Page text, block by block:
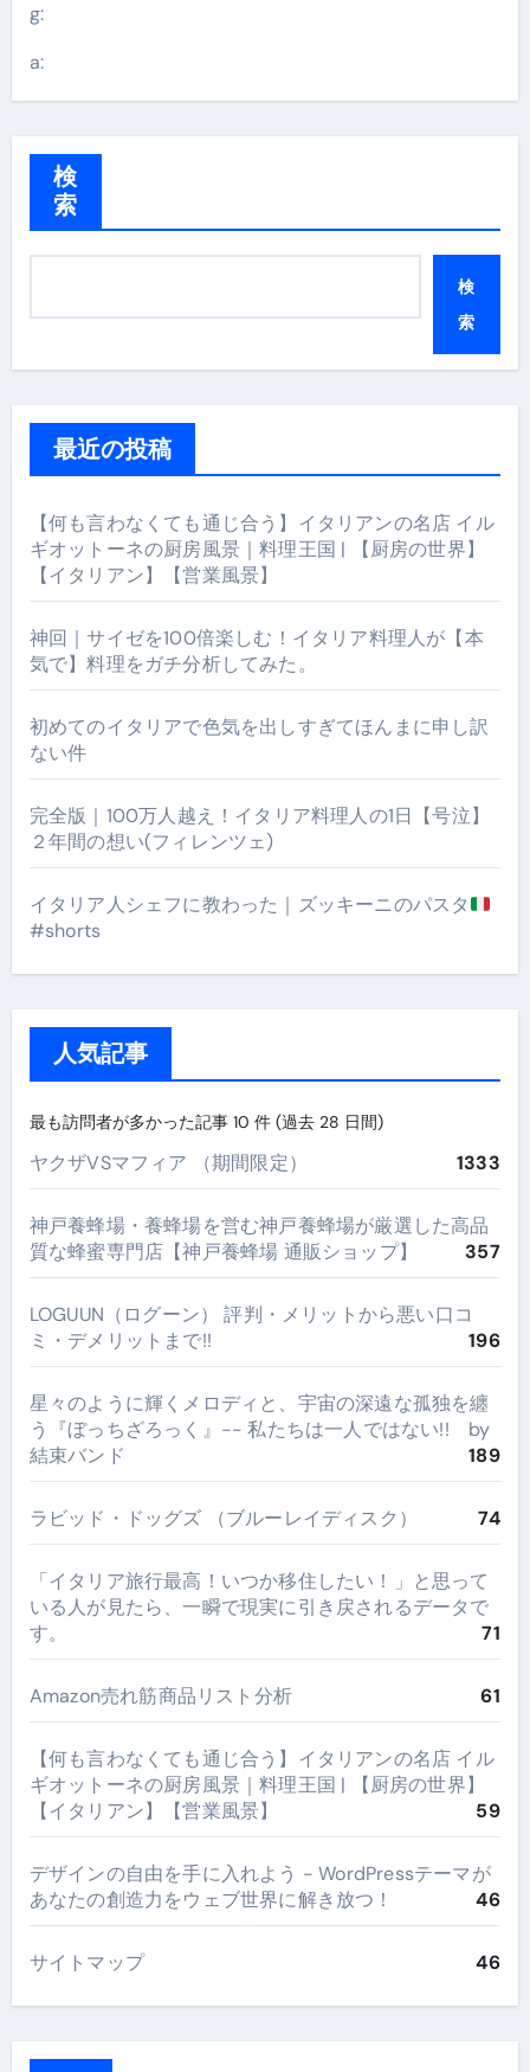
g:
a:
検
索
検
索
最近の投稿
【何も言わなくても通じ合う】イタリアンの名店 イル
ギオットーネの厨房風景｜料理王国 | 【厨房の世界】
【イタリアン】【営業風景】
神回｜サイゼを100倍楽しむ！イタリア料理人が【本
気で】料理をガチ分析してみた。
初めてのイタリアで色気を出しすぎてほんまに申し訳
ない件
完全版｜100万人越え！イタリア料理人の1日【号泣】
２年間の想い(フィレンツェ)
イタリア人シェフに教わった｜ズッキーニのパスタ
#shorts
人気記事
最も訪問者が多かった記事 10 件 (過去 28 日間)
ヤクザVSマフィア （期間限定） 1333
神戸養蜂場・養蜂場を営む神戸養蜂場が厳選した高品
質な蜂蜜専門店【神戸養蜂場 通販ショップ】
357
LOGUUN（ログーン） 評判・メリットから悪い口コ
ミ・デメリットまで!!
196
星々のように輝くメロディと、宇宙の深遠な孤独を纏
う『ぼっちざろっく』-- 私たちは一人ではない!! by
結束バンド
189
ラビッド・ドッグズ （ブルーレイディスク） 74
​「イタリア旅行最高！いつか移住したい！」と思って
いる人が見たら、一瞬で現実に引き戻されるデータで
す。
71
Amazon売れ筋商品リスト分析 61
【何も言わなくても通じ合う】イタリアンの名店 イル
ギオットーネの厨房風景｜料理王国 | 【厨房の世界】
【イタリアン】【営業風景】
59
デザインの自由を手に入れよう - WordPressテーマが
あなたの創造力をウェブ世界に解き放つ！
46
サイトマップ 46